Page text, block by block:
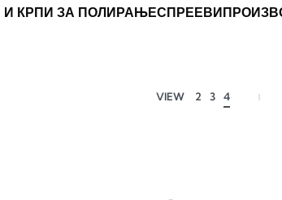
И КРПИ ЗА ПОЛИРАЊЕСПРЕЕВИ
VIEW 2 3 4